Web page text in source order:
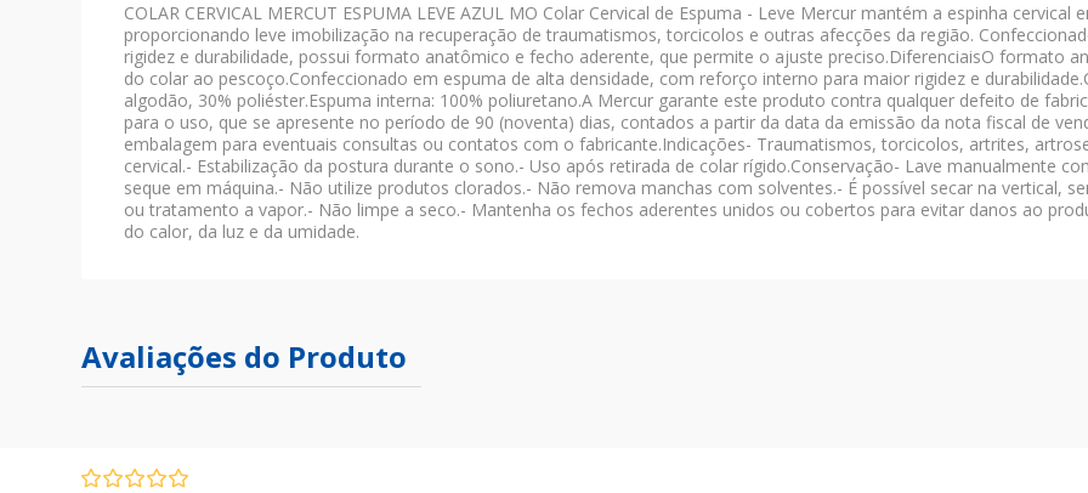
COLAR CERVICAL MERCUT ESPUMA LEVE AZUL MO Colar Cervical de Espuma - Leve Mercur mantém a espinha
proporcionando leve imobilização na recuperação de traumatismos, torcicolos e outras afecções da região.
rigidez e durabilidade, possui formato anatômico e fecho aderente, que permite o ajuste preciso.DiferenciaisO formato
do colar ao pescoço.Confeccionado em espuma de alta densidade, com reforço interno para maior rigidez e
algodão, 30% poliéster.Espuma interna: 100% poliuretano.A Mercur garante este produto contra qualquer defeito de
para o uso, que se apresente no período de 90 (noventa) dias, contados a partir da data da emissão da nota fiscal de
embalagem para eventuais consultas ou contatos com o fabricante.Indicações- Traumatismos, torcicolos, artrites,
cervical.- Estabilização da postura durante o sono.- Uso após retirada de colar rígido.Conservação- Lave manualmente
seque em máquina.- Não utilize produtos clorados.- Não remova manchas com solventes.- É possível secar na vertical,
ou tratamento a vapor.- Não limpe a seco.- Mantenha os fechos aderentes unidos ou cobertos para evitar danos ao
do calor, da luz e da umidade.
Avaliações do Produto